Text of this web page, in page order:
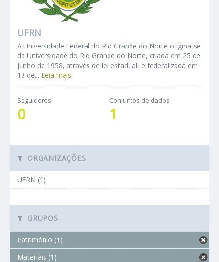
UFRN
A Universidade Federal do Rio Grande do Norte origina-se
da Universidade do Rio Grande do Norte, criada em 25 de
junho de 1958, através de lei estadual, e federalizada em
18 de... Leia mais
Seguidores
0
Conjuntos de dados
1
ORGANIZAÇÕES
UFRN (1)
GRUPOS
Patrimônio (1)
Materiais (1)